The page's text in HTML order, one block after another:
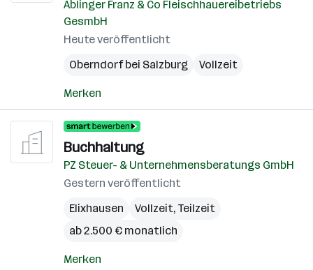
Ablinger Franz & Co Fleischhauereibetriebs
GesmbH
Heute veröffentlicht
Oberndorf bei Salzburg
Vollzeit
Merken
Buchhaltung
PZ Steuer- & Unternehmensberatungs GmbH
Gestern veröffentlicht
Elixhausen
Vollzeit, Teilzeit
ab 2.500 € monatlich
Merken